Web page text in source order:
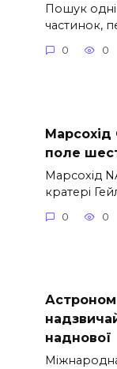
Пошук
частинок,
0 0
Марсохід
поле
Марсохід
кратері
0 0
наднової